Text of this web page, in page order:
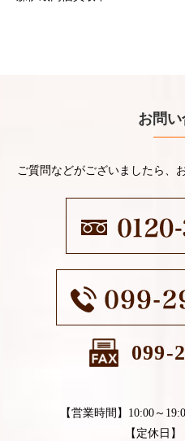
お問
ご質問などがございましたら、
099-
【営業時間】10:00～
【定休日